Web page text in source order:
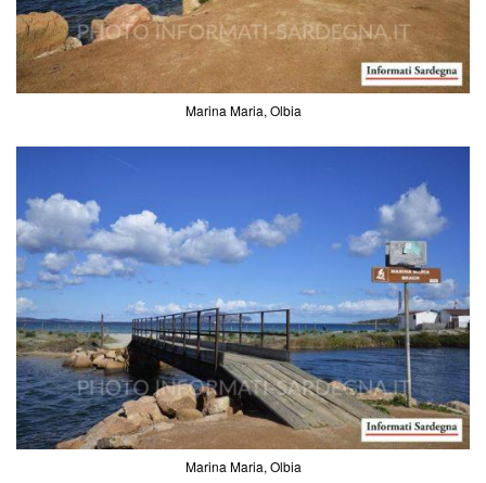
Marina Maria, Olbia
Marina Maria, Olbia